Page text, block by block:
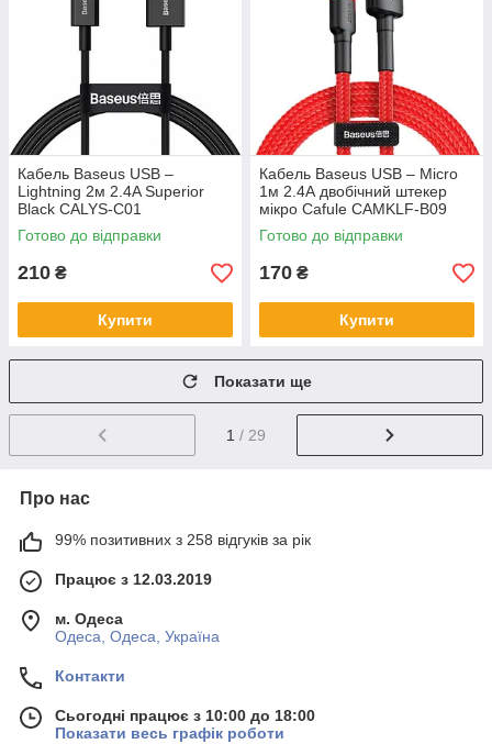
Кабель Baseus USB –
Lightning 2м 2.4A Superior
Black CALYS-C01
Готово до відправки
210 ₴
Купити
Кабель Baseus USB – Micro
1м 2.4А двобічний штекер
мікро Cafule CAMKLF-B09
RED
Готово до відправки
170 ₴
Купити
Показати ще
1 / 29
Про нас
99% позитивних з 258 відгуків за рік
Працює з 12.03.2019
м. Одеса
Одеса, Одеса, Україна
Контакти
Сьогодні працює з 10:00 до 18:00
Показати весь графік роботи